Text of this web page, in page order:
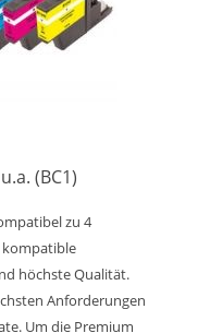
(BC1)
zu 4
höchste Qualität.
Anforderungen
Um die Premium